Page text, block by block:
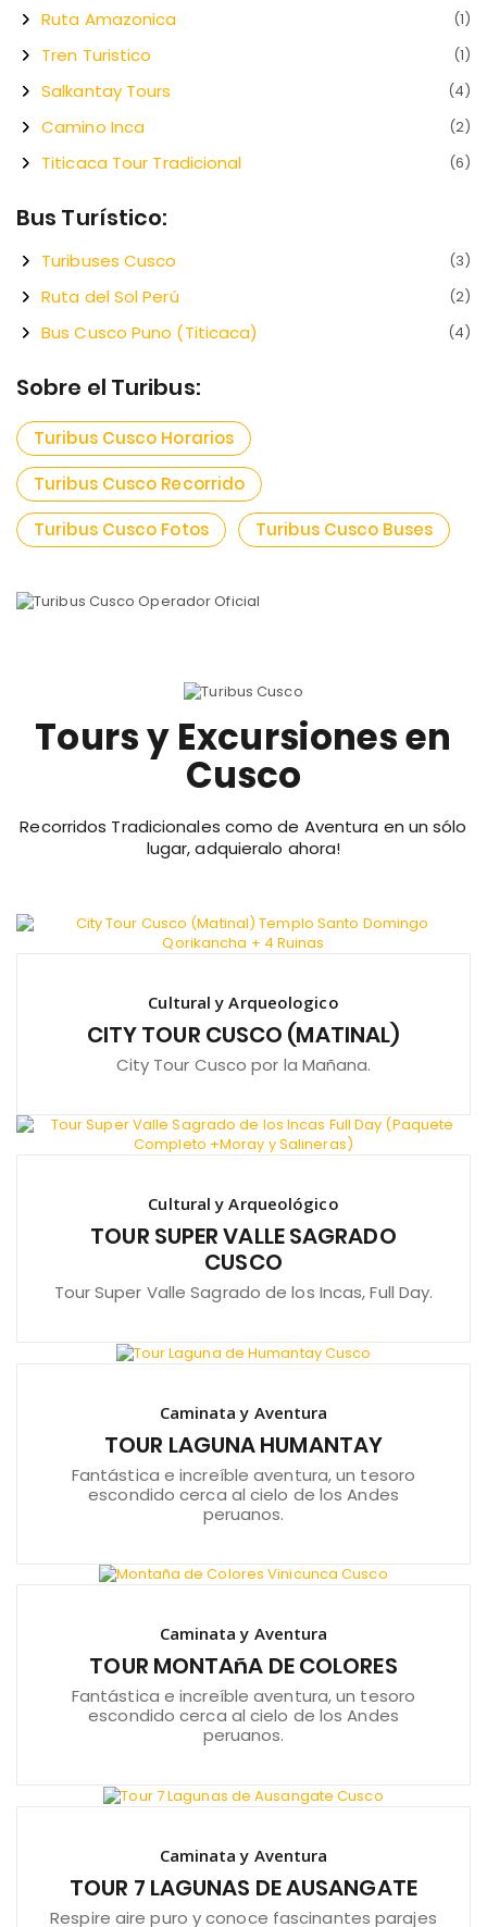
Ruta Amazonica (1)
Tren Turistico (1)
Salkantay Tours (4)
Camino Inca (2)
Titicaca Tour Tradicional (6)
Bus Turístico:
Turibuses Cusco (3)
Ruta del Sol Perú (2)
Bus Cusco Puno (Titicaca) (4)
Sobre el Turibus:
Turibus Cusco Horarios
Turibus Cusco Recorrido
Turibus Cusco Fotos
Turibus Cusco Buses
Tours y Excursiones en
Cusco
Recorridos Tradicionales como de Aventura en un sólo
lugar, adquieralo ahora!
Cultural y Arqueologico
CITY TOUR CUSCO (MATINAL)
City Tour Cusco por la Mañana.
Cultural y Arqueológico
TOUR SUPER VALLE SAGRADO
CUSCO
Tour Super Valle Sagrado de los Incas, Full Day.
Caminata y Aventura
TOUR LAGUNA HUMANTAY
Fantástica e increíble aventura, un tesoro
escondido cerca al cielo de los Andes
peruanos.
Caminata y Aventura
TOUR MONTAñA DE COLORES
Fantástica e increíble aventura, un tesoro
escondido cerca al cielo de los Andes
peruanos.
Caminata y Aventura
TOUR 7 LAGUNAS DE AUSANGATE
Respire aire puro y conoce fascinantes parajes